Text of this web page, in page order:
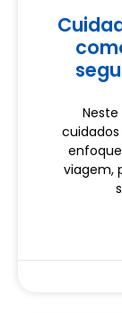
viagem,